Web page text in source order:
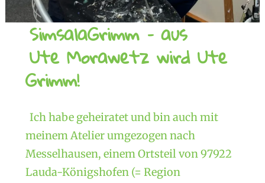
SimsalaGrimm – aus
Ute Morawetz wird Ute
Grimm!
Ich habe geheiratet und bin auch mit
meinem Atelier umgezogen nach
Messelhausen, einem Ortsteil von 97922
Lauda-Königshofen (= Region